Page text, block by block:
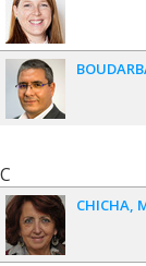
C
CHICHA